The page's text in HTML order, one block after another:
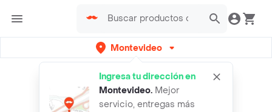
Montevideo
Ingresa tu dirección en
Montevideo. Mejor
servicio, entregas más